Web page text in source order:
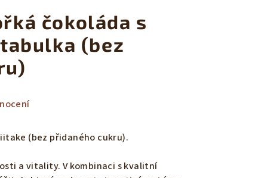
čokoláda s
(bez
(bez přidaného cukru).
a vitality. V kombinaci s kvalitní